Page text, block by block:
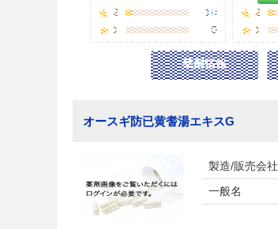
オースギ防已黄耆湯エキスG
製造/販売会社
一般名